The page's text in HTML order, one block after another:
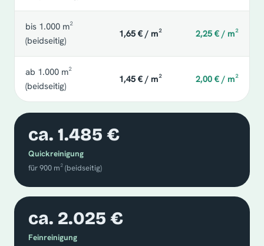
bis 1.000 m²
(beidseitig)
1,65 € / m² 2,25 € / m²
ab 1.000 m²
(beidseitig)
1,45 € / m² 2,00 € / m²
ca. 1.485 €
Quickreinigung
für 900 m² (beidseitig)
ca. 2.025 €
Feinreinigung